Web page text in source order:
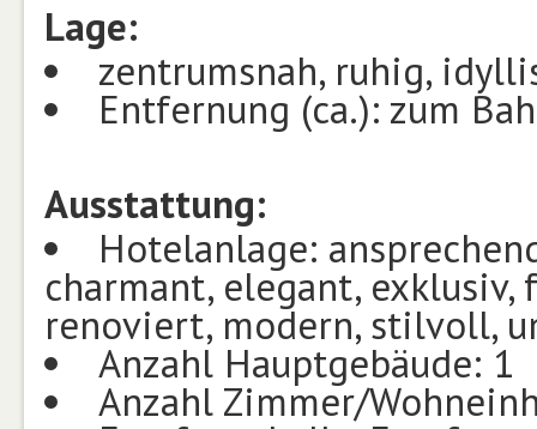
Lage:
zentrumsnah, ruhig,
Entfernung (ca.): zum
Ausstattung:
Hotelanlage:
charmant, elegant,
renoviert, modern, stilvoll,
Anzahl Hauptgebäude: 1
Anzahl Zimmer/